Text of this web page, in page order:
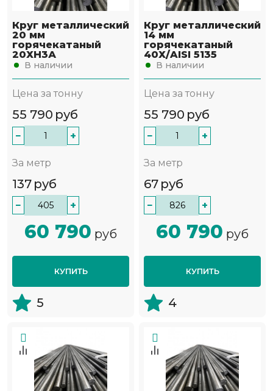
Круг металлический
20 мм
горячекатаный
20ХН3А
В наличии
Цена за тонну
55 790 руб
− +
За метр
137 руб
− +
60 790 руб
КУПИТЬ
5
Круг металлический
14 мм
горячекатаный
40Х/AISI 5135
В наличии
Цена за тонну
55 790 руб
− +
За метр
67 руб
− +
60 790 руб
КУПИТЬ
4